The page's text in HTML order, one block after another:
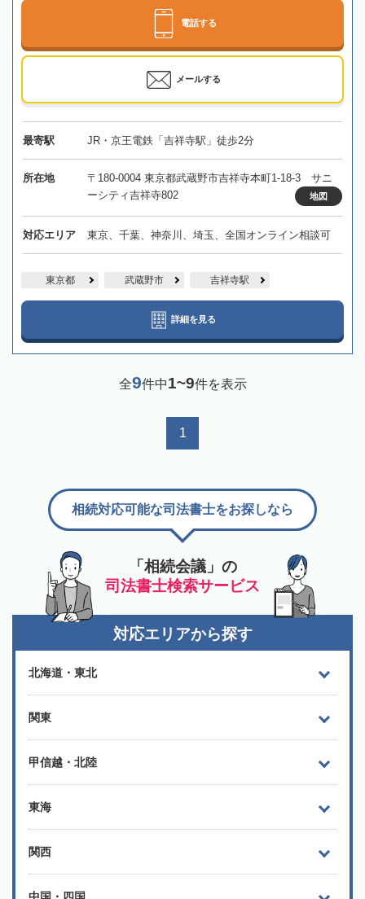
電話する
メールする
最寄駅 JR・京王電鉄「吉祥寺駅」徒歩2分
所在地
〒180-0004 東京都武蔵野市吉祥寺本町1-18-3 サニ
ーシティ吉祥寺802
地図
対応エリア 東京、千葉、神奈川、埼玉、全国オンライン相談可
東京都 武蔵野市 吉祥寺駅
詳細を見る
全9件中1~9件を表示
1
「相続会議」の
司法書士検索サービス
相続対応可能な司法書士をお探しなら
対応エリアから探す
北海道・東北
関東
甲信越・北陸
東海
関西